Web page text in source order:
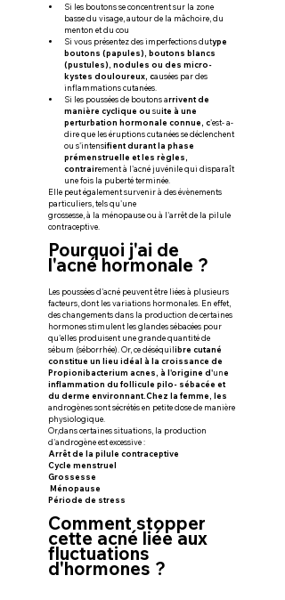
Si les boutons se concentrent sur la zone
basse du visage, autour de la mâchoire, du
menton et du cou
Si vous présentez des imperfections dutype
boutons (papules), boutons blancs
(pustules), nodules ou des micro-
kystes douloureux, causées par des
inflammations cutanées.
Si les poussées de boutons arrivent de
manière cyclique ou suite à une
perturbation hormonale connue, c'est- a-
dire que les éruptions cutanées se déclenchent
ou s'intensifient durant la phase
prémenstruelle et les règles,
contrairement à l'acné juvénile qui disparaît
une fois la puberté terminée.
Elle peut également survenir à des évènements
particuliers, tels qu'une
grossesse, à la ménopause ou à l'arrêt de la pilule
contraceptive.
Pourquoi j'ai de
l'acné hormonale ?
Les poussées d'acné peuvent être liées à plusieurs
facteurs, dont les variations hormonales. En effet,
des changements dans la production de certaines
hormones stimulent les glandes sébacées pour
qu'elles produisent une grande quantité de
sébum (séborrhée). Or, ce déséquilibre cutané
constitue un lieu idéal à la croissance de
Propionibacterium acnes, à l'origine d'une
inflammation du follicule pilo- sébacée et
du derme environnant.Chez la femme, les
androgènes sont sécrétés en petite dose de manière
physiologique.
Or,dans certaines situations, la production
d'androgène est excessive :
Arrêt de la pilule contraceptive
Cycle menstruel
Grossesse
Ménopause
Période de stress
Comment stopper
cette acné liée aux
fluctuations
d'hormones ?